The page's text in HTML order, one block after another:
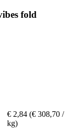
fold
€ 2,84 (€ 308,70 /
kg)